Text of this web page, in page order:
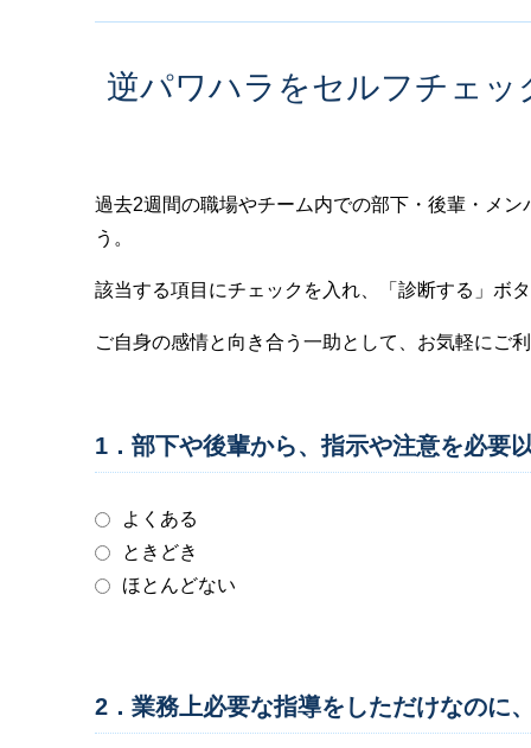
逆パワハラをセルフチェッ
過去2週間の職場やチーム内での部下・後輩・メ
う。
該当する項目にチェックを入れ、「診断する」ボ
ご自身の感情と向き合う一助として、お気軽にご
1．部下や後輩から、指示や注意を必要
よくある
ときどき
ほとんどない
2．業務上必要な指導をしただけなのに